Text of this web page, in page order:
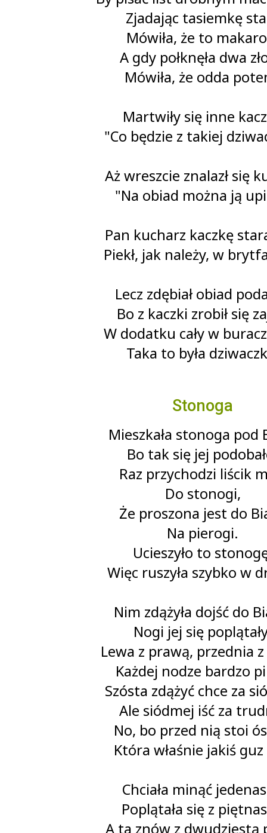
Zjadając tasiemkę
Mówiła, że to
A gdy połknęła dwa
Mówiła, że odda
Martwiły się inne
"Co będzie z takiej
Aż wreszcie znalazł się
"Na obiad można ją
Pan kucharz kaczkę
Piekł, jak należy, w
Lecz zdębiał obiad
Bo z kaczki zrobił się
W dodatku cały w
Taka to była
Stonoga
Mieszkała stonoga pod
Bo tak się jej
Raz przychodzi liścik
Do stonogi,
Że proszona jest do
Na pierogi.
Ucieszyło to
Więc ruszyła szybko w
Nim zdążyła dojść do
Nogi jej się
Lewa z prawą, przednia
Każdej nodze bardzo
Szósta zdążyć chce za
Ale siódmej iść za
No, bo przed nią stoi
Która właśnie jakiś
Chciała minąć
Poplątała się z
A ta znów z dwudziestą